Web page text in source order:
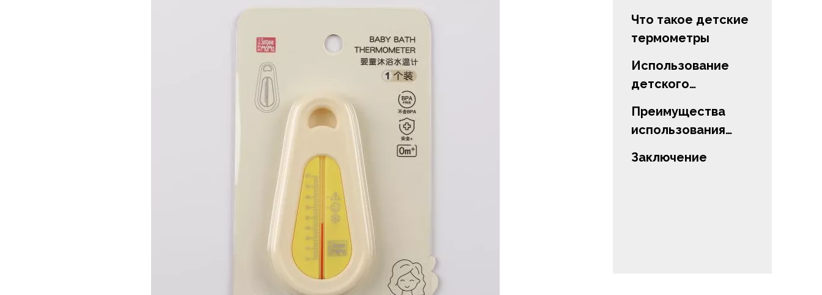
Что такое детские
термометры
Использование
детского
определения воды
в ванне
Преимущества
использования
термометра для
Заключение